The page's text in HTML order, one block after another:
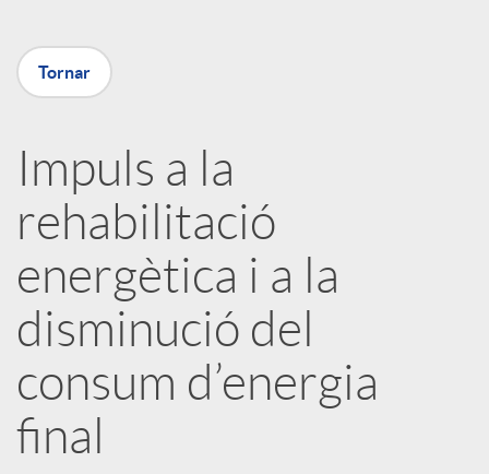
p
a
r
t
i
r
Tornar
Impuls a la
rehabilitació
energètica i a la
disminució del
consum d’energia
final